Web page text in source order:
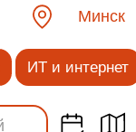
Минск
ИТ и интернет